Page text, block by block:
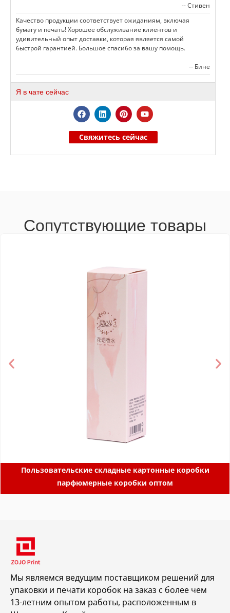
-- Стивен
Качество продукции соответствует ожиданиям, включая
бумагу и печать! Хорошее обслуживание клиентов и
удивительный опыт доставки, которая является самой
быстрой гарантией. Большое спасибо за вашу помощь.
-- Бине
Я в чате сейчас
Свяжитесь сейчас
Сопутствующие товары
Пользовательские складные картонные коробки
парфюмерные коробки оптом
Мы являемся ведущим поставщиком решений для
упаковки и печати коробок на заказ с более чем
13-летним опытом работы, расположенным в